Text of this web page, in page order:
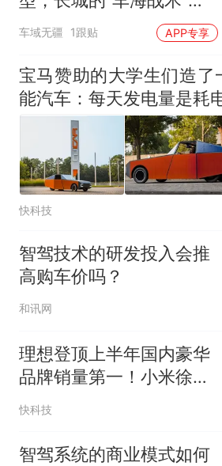
是内耗还是布局？
车域无疆 1跟贴 APP专享
宝马赞助的大学生们造了
能汽车：每天发电量是耗
快科技
智驾技术的研发投入会推
高购车价吗？
和讯网
理想登顶上半年国内豪华
品牌销量第一！小米徐洁
云发文祝贺理想！
快科技
智驾系统的商业模式如何